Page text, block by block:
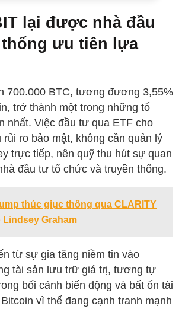
lại được nhà đầu
ưu tiên lựa
700.000 BTC, tương đương 3,55%
trở thành một trong những tổ
nhất. Việc đầu tư qua ETF cho
rủi ro bảo mật, không cần quản lý
trực tiếp, nên quỹ thu hút sự quan
đầu tư tổ chức và truyền thống.
thúc giục thông qua CLARITY
Graham
từ sự gia tăng niềm tin vào
tài sản lưu trữ giá trị, tương tự
bối cảnh biến động và bất ổn tài
vì thế đang cạnh tranh mạnh